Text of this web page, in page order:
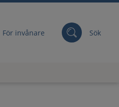
För invånare Sök